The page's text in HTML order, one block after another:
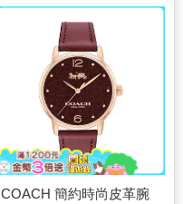
COACH 簡約時尚皮革腕